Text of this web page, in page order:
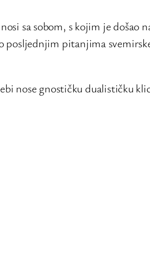
sa sobom, s kojim je došao
posljednjim pitanjima
nose gnostičku dualističku